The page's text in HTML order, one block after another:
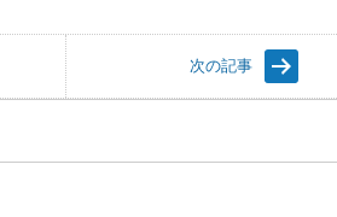
次の記事